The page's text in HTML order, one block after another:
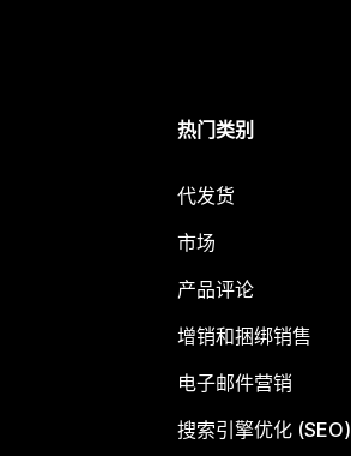
热门类别
代发货
市场
产品评论
增销和捆绑销售
电子邮件营销
搜索引擎优化 (SEO)